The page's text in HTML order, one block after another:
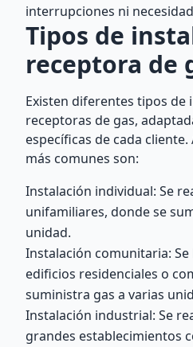
interrupciones ni
Tipos de
receptora de
Existen diferentes tipos de
receptoras de gas,
específicas de cada
más comunes son:
Instalación individual: Se
unifamiliares, donde se
unidad.
Instalación comunitaria: Se
edificios residenciales o
suministra gas a varias
Instalación industrial: Se
grandes establecimientos